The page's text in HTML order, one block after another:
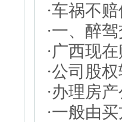
·车祸不
·一、醉
·广西现
·公司股
·办理房
·一般由